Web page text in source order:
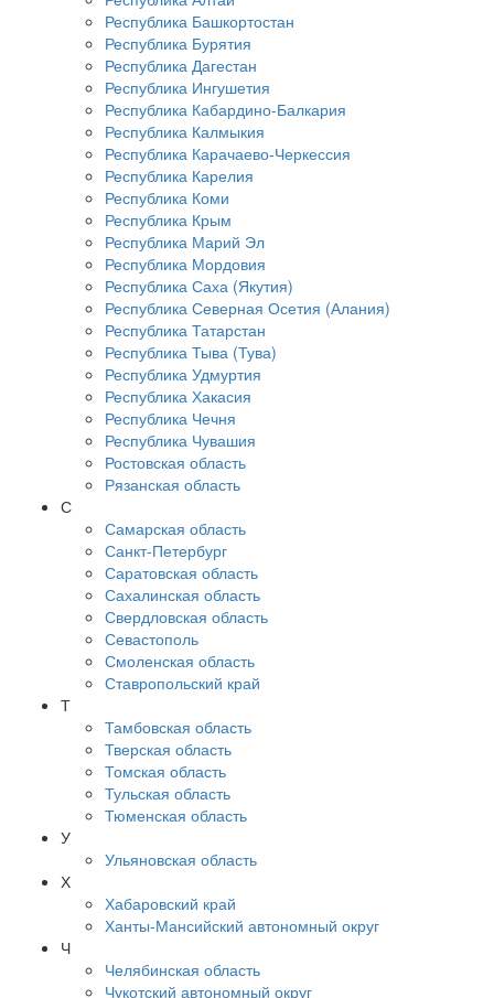
Республика Башкортостан
Республика Бурятия
Республика Дагестан
Республика Ингушетия
Республика Кабардино-Балкария
Республика Калмыкия
Республика Карачаево-Черкессия
Республика Карелия
Республика Коми
Республика Крым
Республика Марий Эл
Республика Мордовия
Республика Саха (Якутия)
Республика Северная Осетия (Алания)
Республика Татарстан
Республика Тыва (Тува)
Республика Удмуртия
Республика Хакасия
Республика Чечня
Республика Чувашия
Ростовская область
Рязанская область
С
Самарская область
Санкт-Петербург
Саратовская область
Сахалинская область
Свердловская область
Севастополь
Смоленская область
Ставропольский край
Т
Тамбовская область
Тверская область
Томская область
Тульская область
Тюменская область
У
Ульяновская область
Х
Хабаровский край
Ханты-Мансийский автономный округ
Ч
Челябинская область
Чукотский автономный округ